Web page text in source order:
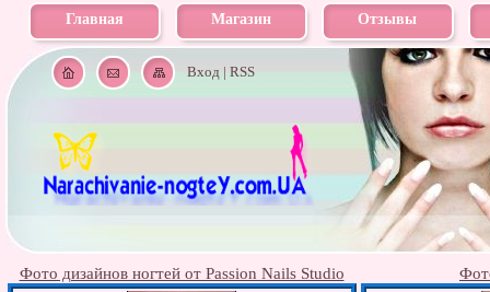
Главная Магазин Отзывы
Вход| RSS
Фото дизайнов ногтей от Passion Nails Studio